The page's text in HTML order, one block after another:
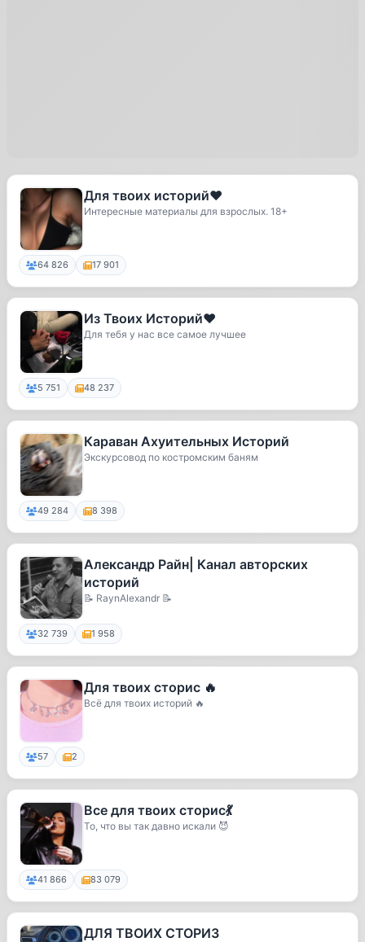
Для твоих историй❤️
Интересные материалы для взрослых. 18+
64 826 17 901
Из Твоих Историй❤️
Для тебя у нас все самое лучшее
5 751 48 237
Караван Ахуительных Историй
Экскурсовод по костромским баням
49 284 8 398
Александр Райн| Канал авторских
историй
📝 RaynAlexandr 📝
32 739 1 958
Для твоих сторис 🔥
Всё для твоих историй 🔥
57 2
Все для твоих сторис💃
То, что вы так давно искали 😈
41 866 83 079
ДЛЯ ТВОИХ СТОРИЗ